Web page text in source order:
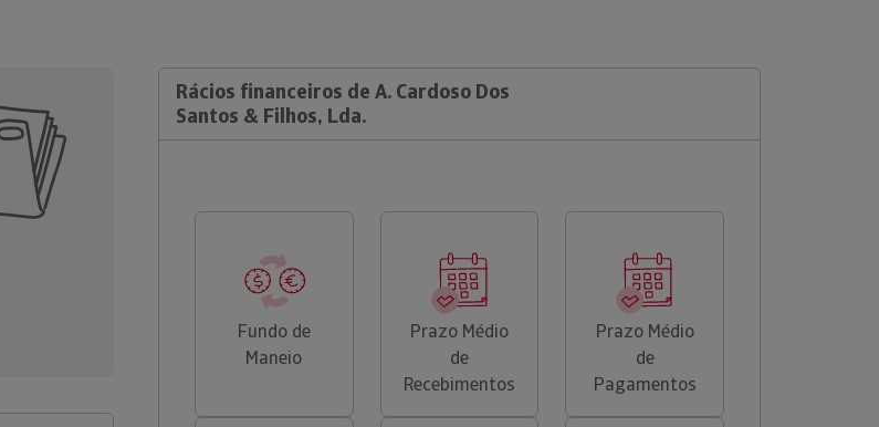
Rácios financeiros de A. Cardoso Dos
Santos & Filhos, Lda.
Fundo de
Maneio
Prazo Médio
de
Recebimentos
Prazo Médio
de
Pagamentos